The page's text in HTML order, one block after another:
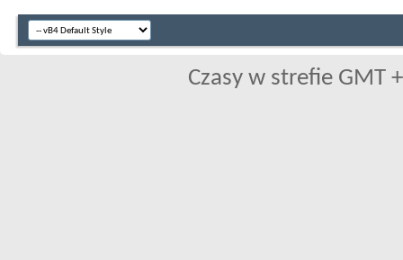
Czasy w strefie GMT